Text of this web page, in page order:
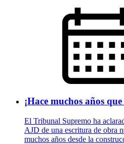
¡Hace muchos años
El Tribunal Supremo ha
AJD de una escritura de obra
muchos años desde la